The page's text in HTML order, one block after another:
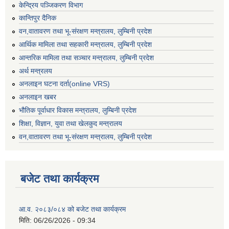
केन्द्रिय पञ्जिकरण विभाग
कान्तिपुर दैनिक
वन,वातावरण तथा भू-संरक्षण मन्त्रालय, लुम्बिनी प्रदेश
आर्थिक मामिला तथा सहकारी मन्त्रालय, लुम्बिनी प्रदेश
आन्तरिक मामिला तथा सञ्चार मन्त्रालय, लुम्बिनी प्रदेश
अर्थ मन्त्रलय
अनलाइन घटना दर्ता(online VRS)
अनलाइन खबर
भौतिक पूर्वाधार विकास मन्त्रालय, लुम्बिनी प्रदेश
शिक्षा, विज्ञान, युवा तथा खेलकुद मन्‍‍त्रालय
वन,वातावरण तथा भू-संरक्षण मन्त्रालय, लुम्बिनी प्रदेश
बजेट तथा कार्यक्रम
आ.व. २०८३/०८४ को बजेट तथा कार्यक्रम
मिति: 06/26/2026 - 09:34